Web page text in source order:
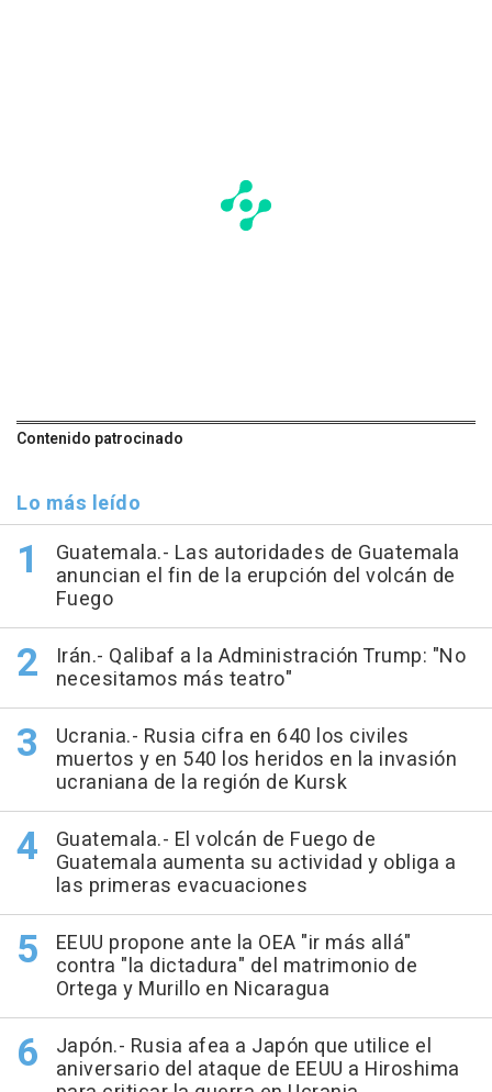
Contenido patrocinado
Lo más leído
Guatemala.- Las autoridades de Guatemala
anuncian el fin de la erupción del volcán de
Fuego
Irán.- Qalibaf a la Administración Trump: "No
necesitamos más teatro"
Ucrania.- Rusia cifra en 640 los civiles
muertos y en 540 los heridos en la invasión
ucraniana de la región de Kursk
Guatemala.- El volcán de Fuego de
Guatemala aumenta su actividad y obliga a
las primeras evacuaciones
EEUU propone ante la OEA "ir más allá"
contra "la dictadura" del matrimonio de
Ortega y Murillo en Nicaragua
Japón.- Rusia afea a Japón que utilice el
aniversario del ataque de EEUU a Hiroshima